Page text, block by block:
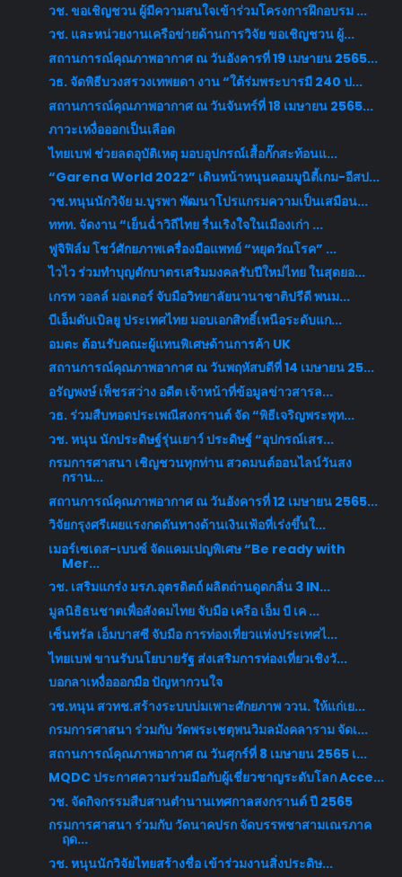
วช. ขอเชิญชวน ผู้มีความสนใจเข้าร่วมโครงการฝึกอบรม ...
วช. และหน่วยงานเครือข่ายด้านการวิจัย ขอเชิญชวน ผู้...
สถานการณ์คุณภาพอากาศ ณ วันอังคารที่ 19 เมษายน 2565...
วธ. จัดพิธีบวงสรวงเทพยดา งาน “ใต้ร่มพระบารมี 240 ป...
สถานการณ์คุณภาพอากาศ ณ วันจันทร์ที่ 18 เมษายน 2565...
ภาวะเหงื่อออกเป็นเลือด
ไทยเบฟ ช่วยลดอุบัติเหตุ มอบอุปกรณ์เสื้อกั๊กสะท้อนแ...
“Garena World 2022” เดินหน้าหนุนคอมมูนิตี้เกม-อีสป...
วช.หนุนนักวิจัย ม.บูรพา พัฒนาโปรแกรมความเป็นเสมือน...
ททท. จัดงาน “เย็นฉ่ำวิถีไทย รื่นเริงใจในเมืองเก่า ...
ฟูจิฟิล์ม โชว์ศักยภาพเครื่องมือแพทย์ “หยุดวัณโรค” ...
ไวไว ร่วมทำบุญตักบาตรเสริมมงคลรับปีใหม่ไทย ในสุดยอ...
เกรท วอลล์ มอเตอร์ จับมือวิทยาลัยนานาชาติปรีดี พนม...
บีเอ็มดับเบิลยู ประเทศไทย มอบเอกสิทธิ์เหนือระดับแก...
อมตะ ต้อนรับคณะผู้แทนพิเศษด้านการค้า UK
สถานการณ์คุณภาพอากาศ ณ วันพฤหัสบดีที่ 14 เมษายน 25...
อรัญพงษ์ เพ็ชรสว่าง อดีต เจ้าหน้าที่ข้อมูลข่าวสารล...
วธ. ร่วมสืบทอดประเพณีสงกรานต์ จัด “พิธีเจริญพระพุท...
วช. หนุน นักประดิษฐ์รุ่นเยาว์ ประดิษฐ์ “อุปกรณ์เสร...
กรมการศาสนา เชิญชวนทุกท่าน สวดมนต์ออนไลน์วันสง
กราน...
สถานการณ์คุณภาพอากาศ ณ วันอังคารที่ 12 เมษายน 2565...
วิจัยกรุงศรีเผยแรงกดดันทางด้านเงินเฟ้อที่เร่งขึ้นใ...
เมอร์เซเดส-เบนซ์ จัดแคมเปญพิเศษ “Be ready with
Mer...
วช. เสริมแกร่ง มรภ.อุตรดิตถ์ ผลิตถ่านดูดกลิ่น 3 IN...
มูลนิธิธนชาตเพื่อสังคมไทย จับมือ เครือ เอ็ม บี เค ...
เซ็นทรัล เอ็มบาสซี จับมือ การท่องเที่ยวแห่งประเทศไ...
ไทยเบฟ ขานรับนโยบายรัฐ ส่งเสริมการท่องเที่ยวเชิงวั...
บอกลาเหงื่อออกมือ ปัญหากวนใจ
วช.หนุน สวทช.สร้างระบบบ่มเพาะศักยภาพ ววน. ให้แก่เย...
กรมการศาสนา ร่วมกับ วัดพระเชตุพนวิมลมังคลาราม จัดเ...
สถานการณ์คุณภาพอากาศ ณ วันศุกร์ที่ 8 เมษายน 2565 เ...
MQDC ประกาศความร่วมมือกับผู้เชี่ยวชาญระดับโลก Acce...
วช. จัดกิจกรรมสืบสานตำนานเทศกาลสงกรานต์ ปี 2565
กรมการศาสนา ร่วมกับ วัดนาคปรก จัดบรรพชาสามเณรภาค
ฤด...
วช. หนุนนักวิจัยไทยสร้างชื่อ เข้าร่วมงานสิ่งประดิษ...